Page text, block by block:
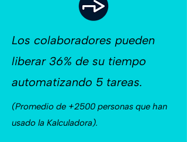
Los colaboradores pueden
liberar 36% de su tiempo
automatizando 5 tareas.
(Promedio de +2500 personas que han
usado la Kalculadora).